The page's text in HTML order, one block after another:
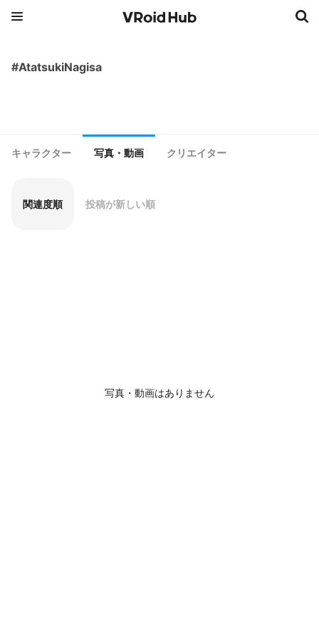
#AtatsukiNagisa
キャラクター 写真・動画 クリエイター
関連度順 投稿が新しい順
写真・動画はありません